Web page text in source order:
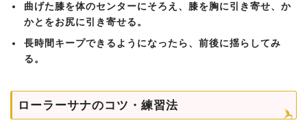
曲げた膝を体のセンターにそろえ、膝を胸に引き寄せ、か
かとをお尻に引き寄せる。
長時間キープできるようになったら、前後に揺らしてみ
る。
ローラーサナのコツ・練習法